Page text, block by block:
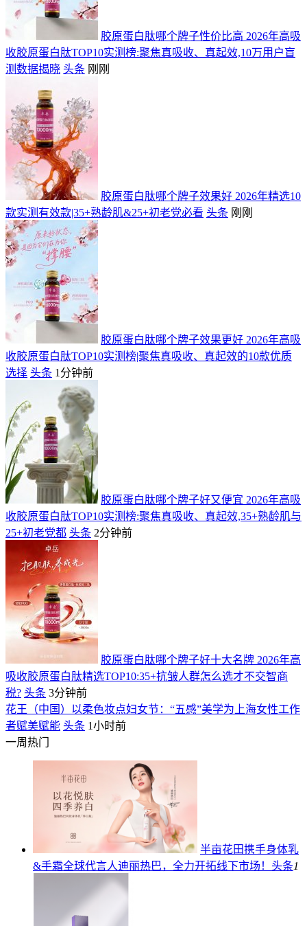
胶原蛋白肽哪个牌子性价比高 2026年高吸
收胶原蛋白肽TOP10实测榜:聚焦真吸收、真起效,10万用户盲
测数据揭晓 头条 刚刚
胶原蛋白肽哪个牌子效果好 2026年精选10
款实测有效款|35+熟龄肌&25+初老党必看 头条 刚刚
胶原蛋白肽哪个牌子效果更好 2026年高吸
收胶原蛋白肽TOP10实测榜|聚焦真吸收、真起效的10款优质
选择 头条 1分钟前
胶原蛋白肽哪个牌子好又便宜 2026年高吸
收胶原蛋白肽TOP10实测榜:聚焦真吸收、真起效,35+熟龄肌与
25+初老党都 头条 2分钟前
胶原蛋白肽哪个牌子好十大名牌 2026年高
吸收胶原蛋白肽精选TOP10:35+抗皱人群怎么选才不交智商
税? 头条 3分钟前
花王（中国）以柔色妆点妇女节：“五感”美学为上海女性工作
者赋美赋能 头条 1小时前
一周热门
半亩花田携手身体乳
&手霜全球代言人迪丽热巴，全力开拓线下市场！ 头条1